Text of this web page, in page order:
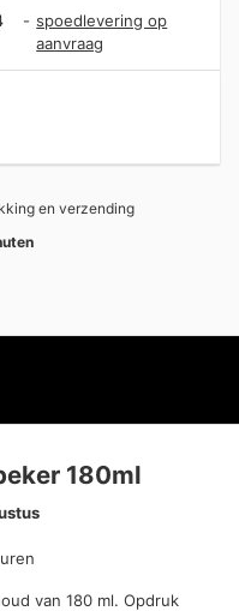
- spoedlevering op
aanvraag
en verzending
180ml
van 180 ml. Opdruk